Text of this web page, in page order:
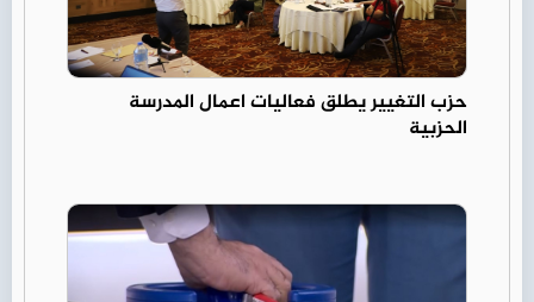
حزب التغيير يطلق فعاليات اعمال المدرسة
الحزبية